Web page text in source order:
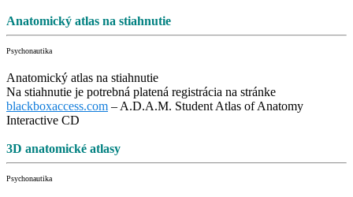
Anatomický atlas na stiahnutie
Psychonautika
Anatomický atlas na stiahnutie
Na stiahnutie je potrebná platená registrácia na stránke
blackboxaccess.com – A.D.A.M. Student Atlas of Anatomy
Interactive CD
3D anatomické atlasy
Psychonautika